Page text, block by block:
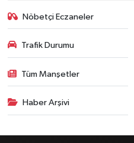
Nöbetçi Eczaneler
Trafik Durumu
Tüm Manşetler
Haber Arşivi